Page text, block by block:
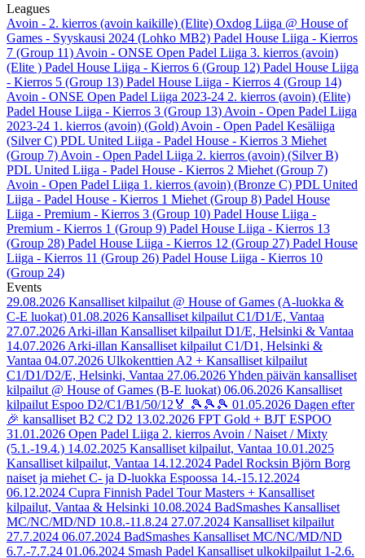
Leagues
Avoin - 2. kierros (avoin kaikille) (Elite) Oxdog Liiga @ House of
Games - Syyskausi 2024 (Lohko MB2) Padel House Liiga - Kierros
7 (Group 11) Avoin - ONSE Open Padel Liiga 3. kierros (avoin)
(Elite ) Padel House Liiga - Kierros 6 (Group 12) Padel House Liiga
- Kierros 5 (Group 13) Padel House Liiga - Kierros 4 (Group 14)
Avoin - ONSE Open Padel Liiga 2023-24 2. kierros (avoin) (Elite)
Padel House Liiga - Kierros 3 (Group 13) Avoin - Open Padel Liiga
2023-24 1. kierros (avoin) (Gold) Avoin - Open Padel Kesäliiga
(Silver C) PDL United Liiga - Padel House - Kierros 3 Miehet
(Group 7) Avoin - Open Padel Liiga 2. kierros (avoin) (Silver B)
PDL United Liiga - Padel House - Kierros 2 Miehet (Group 7)
Avoin - Open Padel Liiga 1. kierros (avoin) (Bronze C) PDL United
Liiga - Padel House - Kierros 1 Miehet (Group 8) Padel House
Liiga - Premium - Kierros 3 (Group 10) Padel House Liiga -
Premium - Kierros 1 (Group 9) Padel House Liiga - Kierros 13
(Group 28) Padel House Liiga - Kierros 12 (Group 27) Padel House
Liiga - Kierros 11 (Group 26) Padel House Liiga - Kierros 10
(Group 24)
Events
29.08.2026 Kansalliset kilpailut @ House of Games (A-luokka &
C-E luokat) 01.08.2026 Kansalliset kilpailut C1/D1/E, Vantaa
27.07.2026 Arki-illan Kansalliset kilpailut D1/E, Helsinki & Vantaa
14.07.2026 Arki-illan Kansalliset kilpailut C1/D1, Helsinki &
Vantaa 04.07.2026 Ulkokenttien A2 + Kansalliset kilpailut
C1/D1/D2/E, Helsinki, Vantaa 27.06.2026Yhden päivän kansalliset
kilpailut @ House of Games (B-E luokat) 06.06.2026 Kansalliset
kilpailut Espoo D2/C1/B1/50/12🏅 🎾🎾🎾 01.05.2026 Dagen efter
🎉 kansalliset B2 C2 D2 13.02.2026 FPT Gold + BJT ESPOO
31.01.2026 Open Padel Liiga 2. kierros Avoin / Naiset / Mixty
(5.1.-19.4.) 14.02.2025 Kansalliset kilpailut, Vantaa 10.01.2025
Kansalliset kilpailut, Vantaa 14.12.2024 Padel Rocksin Björn Borg
naiset ja miehet C- ja D-luokka Espoossa 14.-15.12.2024
06.12.2024 Cupra Finnish Padel Tour Masters + Kansalliset
kilpailut, Vantaa & Helsinki 10.08.2024 BadSmashes Kansalliset
MC/NC/MD/ND 10.8.-11.8.24 27.07.2024 Kansalliset kilpailut
27.7.2024 06.07.2024 BadSmashes Kansalliset MC/NC/MD/ND
6.7.-7.7.24 01.06.2024 Smash Padel Kansalliset ulkokilpailut 1-2.6.